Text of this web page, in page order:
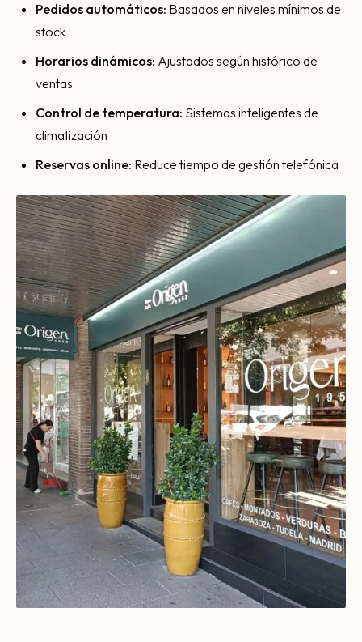
Pedidos automáticos: Basados en niveles mínimos de
stock
Horarios dinámicos: Ajustados según histórico de
ventas
Control de temperatura: Sistemas inteligentes de
climatización
Reservas online: Reduce tiempo de gestión telefónica